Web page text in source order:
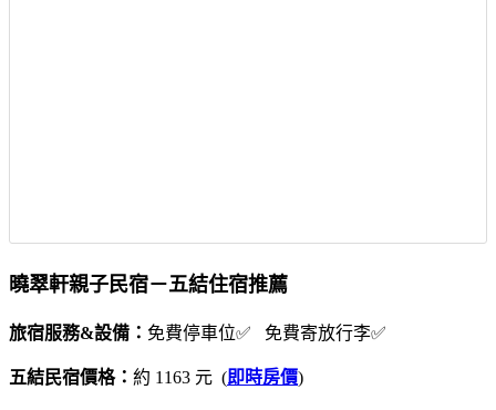
曉翠軒親子民宿－五結住宿推薦
旅宿服務&設備： 免費停車位✅ 免費寄放行李✅
五結民宿價格： 約 1163 元 (即時房價)